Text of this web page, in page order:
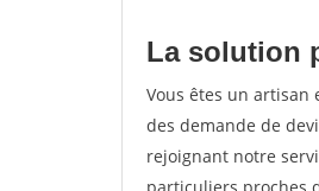
La solution
Vous êtes un artisan
des demande de
rejoignant notre